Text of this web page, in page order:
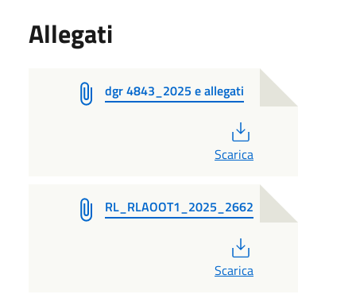
Allegati
dgr 4843_2025 e allegati
Scarica
RL_RLAOOT1_2025_2662
Scarica